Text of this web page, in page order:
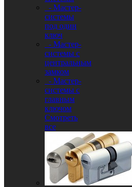
- Мастер-
системы
под один
ключ
- Мастер-
системы с
центральным
замком
- Мастер-
системы с
главным
ключом
Смотреть
все